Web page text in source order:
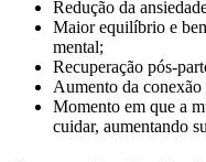
Redução da
Maior equilíbrio e
mental;
Recuperação pós-
Aumento da conexão
Momento em que a
cuidar, aumentando